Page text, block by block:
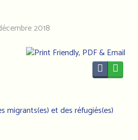
2018
migrants(es) et des réfugiés(es)